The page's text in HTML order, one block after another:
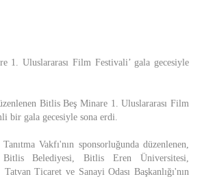
1. Uluslararası Film Festivali’ gala gecesiyle
Bitlis Beş Minare 1. Uluslararası Film
bir gala gecesiyle sona erdi.
Vakfı'nın sponsorluğunda düzenlenen,
Belediyesi, Bitlis Eren Üniversitesi,
Ticaret ve Sanayi Odası Başkanlığı'nın